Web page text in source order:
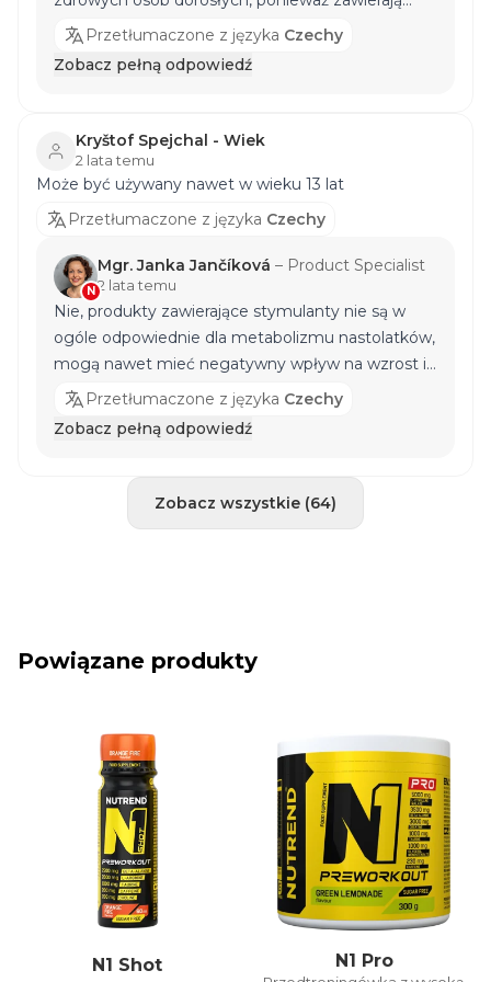
tiaminy, ekstrakt pieprzu czarnego (95% piperyny)
- Bioperine®.
kombinację kilku substancji aktywnych o działaniu
są wskazane dla osób z nadciśnieniem (nawet
ekstrakt z papryki) itp. Najlepiej skonsultować się z
przeszkolonym doradcą, a w przypadku
jakichkolwiek problemów - z lekarzem, aby ustalić,
czy stosowanie jest odpowiednie. Z poważaniem,
Przetłumaczone z języka Czechy
Zobacz pełną odpowiedź
Kryštof Spejchal - Wiek
2 lata temu
Może być używany nawet w wieku 13 lat
Przetłumaczone z języka Czechy
N
Mgr. Janka Jančíková – Product Specialist
2 lata temu
Nie, produkty zawierające stymulanty nie są w
ogóle odpowiednie dla metabolizmu nastolatków,
mogą nawet mieć negatywny wpływ na wzrost i
pracę nerek. W celu uzupełnienia energii przed i
(https://www.nutrend.pl/produkt/isodrinx-
wymagających aktywności"). Pozdrawiam Mgr.
Janka Jančíková
Przetłumaczone z języka Czechy
Zobacz pełną odpowiedź
Zobacz wszystkie (64)
Powiązane produkty
N1 Shot N1 Pro